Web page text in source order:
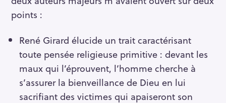
points :
René Girard élucide un trait caractérisant
toute pensée religieuse primitive : devant les
maux qui l’éprouvent, l’homme cherche à
s’assurer la bienveillance de Dieu en lui
sacrifiant des victimes qui apaiseront son